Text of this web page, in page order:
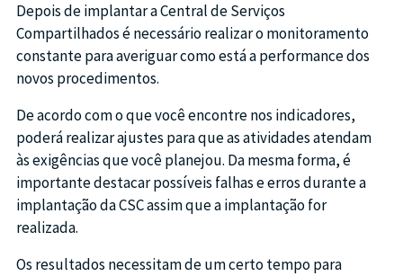
Depois de implantar a Central de Serviços
Compartilhados é necessário realizar o monitoramento
constante para averiguar como está a performance dos
novos procedimentos.
De acordo com o que você encontre nos indicadores,
poderá realizar ajustes para que as atividades atendam
às exigências que você planejou. Da mesma forma, é
importante destacar possíveis falhas e erros durante a
implantação da CSC assim que a implantação for
realizada.
Os resultados necessitam de um certo tempo para